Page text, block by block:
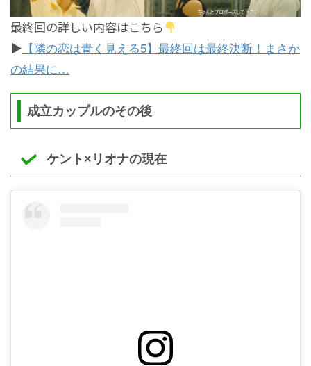
最終回の詳しい内容はこちら
▶ 【隣の恋は青く見える5】最終回は最終決断！まさか
の結果に…
成立カップルのその後
ケント×リオナの現在